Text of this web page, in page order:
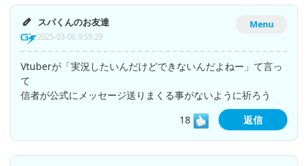
Menu
スパくんのお友達
2025-03-06 9:59:29
Vtuberが「実況したいんだけどできないんだよねー」て言っ
て
信者が公式にメッセージ送りまくる事がないように祈ろう
18
返信